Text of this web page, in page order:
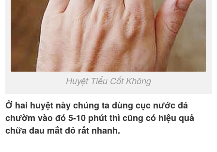
Huyệt Tiểu Cốt Không
Ở hai huyệt này chúng ta dùng cục nước đá
chườm vào đó 5-10 phút thì cũng có hiệu quả
chữa đau mắt đỏ rất nhanh.